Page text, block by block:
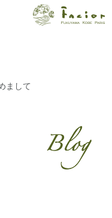
ン ファシオー
輝く美をトータ
ルでご提案しま
す。
まして